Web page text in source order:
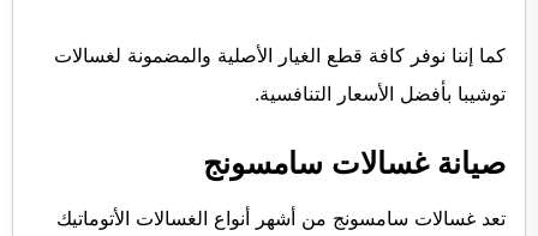
كما إننا نوفر كافة قطع الغيار الأصلية والمضمونة لغسالات
توشيبا بأفضل الأسعار التنافسية.
صيانة غسالات سامسونج
تعد غسالات سامسونج من أشهر أنواع الغسالات الأتوماتيك